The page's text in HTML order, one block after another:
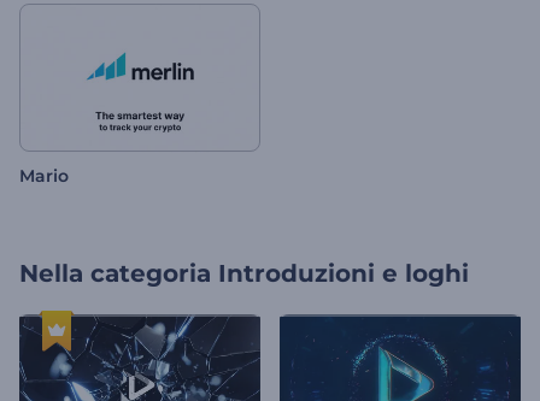
Mario
Nella categoria Introduzioni e loghi